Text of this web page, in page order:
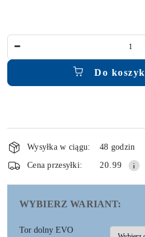
Do
Wyślij
Dostępność
i
dostawa
Wysyłka w ciągu:
48 godzin
Cena przesyłki:
20.99
WYBIERZ WARIANT:
Tor dolny EVO